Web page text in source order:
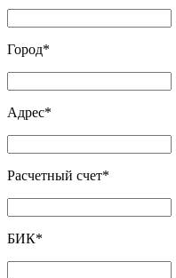
Город*
Адрес*
Расчетный счет*
БИК*